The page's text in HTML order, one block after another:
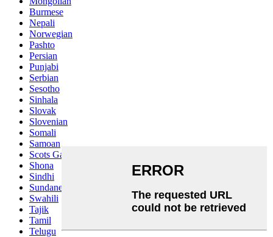
Burmese
Nepali
Norwegian
Pashto
Persian
Punjabi
Serbian
Sesotho
Sinhala
Slovak
Slovenian
Somali
Samoan
Scots Gaelic
Shona
Sindhi
Sundanese
Swahili
Tajik
Tamil
Telugu